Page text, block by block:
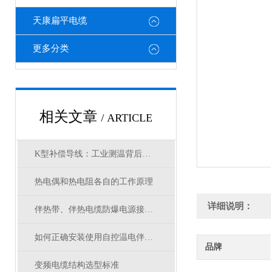
天康扁平电缆
更多分类
相关文章 / ARTICLE
K型补偿导线：工业测温背后的关键奥秘
热电偶和热电阻各自的工作原理
伴热带、伴热电缆防爆电源接线盒选型
如何正确安装使用自控温电伴热带？
变频电缆结构选型标准
详细说明：
品牌